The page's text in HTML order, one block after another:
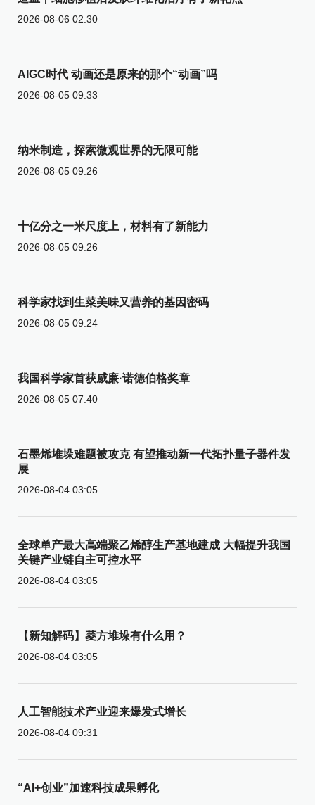
2026-08-06 02:30
AIGC时代 动画还是原来的那个“动画”吗
2026-08-05 09:33
纳米制造，探索微观世界的无限可能
2026-08-05 09:26
十亿分之一米尺度上，材料有了新能力
2026-08-05 09:26
科学家找到生菜美味又营养的基因密码
2026-08-05 09:24
我国科学家首获威廉·诺德伯格奖章
2026-08-05 07:40
石墨烯堆垛难题被攻克 有望推动新一代拓扑量子器件发
展
2026-08-04 03:05
全球单产最大高端聚乙烯醇生产基地建成 大幅提升我国
关键产业链自主可控水平
2026-08-04 03:05
【新知解码】菱方堆垛有什么用？
2026-08-04 03:05
人工智能技术产业迎来爆发式增长
2026-08-04 09:31
“AI+创业”加速科技成果孵化